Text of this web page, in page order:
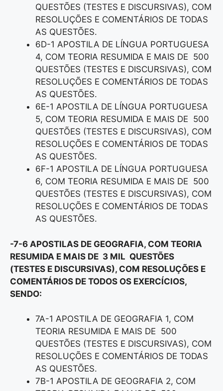
QUESTÕES (TESTES E DISCURSIVAS), COM
RESOLUÇÕES E COMENTÁRIOS DE TODAS
AS QUESTÕES.
6D-1 APOSTILA DE LÍNGUA PORTUGUESA
4, COM TEORIA RESUMIDA E MAIS DE 500
QUESTÕES (TESTES E DISCURSIVAS), COM
RESOLUÇÕES E COMENTÁRIOS DE TODAS
AS QUESTÕES.
6E-1 APOSTILA DE LÍNGUA PORTUGUESA
5, COM TEORIA RESUMIDA E MAIS DE 500
QUESTÕES (TESTES E DISCURSIVAS), COM
RESOLUÇÕES E COMENTÁRIOS DE TODAS
AS QUESTÕES.
6F-1 APOSTILA DE LÍNGUA PORTUGUESA
6, COM TEORIA RESUMIDA E MAIS DE 500
QUESTÕES (TESTES E DISCURSIVAS), COM
RESOLUÇÕES E COMENTÁRIOS DE TODAS
AS QUESTÕES.
-7-6 APOSTILAS DE GEOGRAFIA, COM TEORIA
RESUMIDA E MAIS DE 3 MIL QUESTÕES
(TESTES E DISCURSIVAS), COM RESOLUÇÕES E
COMENTÁRIOS DE TODOS OS EXERCÍCIOS,
SENDO:
7A-1 APOSTILA DE GEOGRAFIA 1, COM
TEORIA RESUMIDA E MAIS DE 500
QUESTÕES (TESTES E DISCURSIVAS), COM
RESOLUÇÕES E COMENTÁRIOS DE TODAS
AS QUESTÕES.
7B-1 APOSTILA DE GEOGRAFIA 2, COM